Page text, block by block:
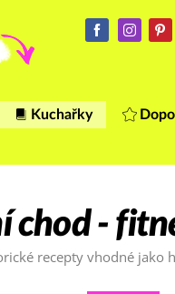
Kuchařky
chod -
recepty vhodné jako